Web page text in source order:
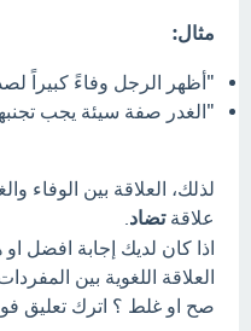
مثال:
"أظهر الرجل وفاءً كبيراً
"الغدر صفة سيئة يجب
لذلك، العلاقة بين الوفاء
علاقةتضاد
اذا كان لديك إجابة افضل
‏العلاقة اللغوية ‏بين
صح او غلط ؟ اترك تعليق